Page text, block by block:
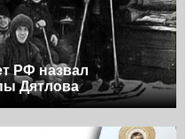
РФ назвал
Дятлова